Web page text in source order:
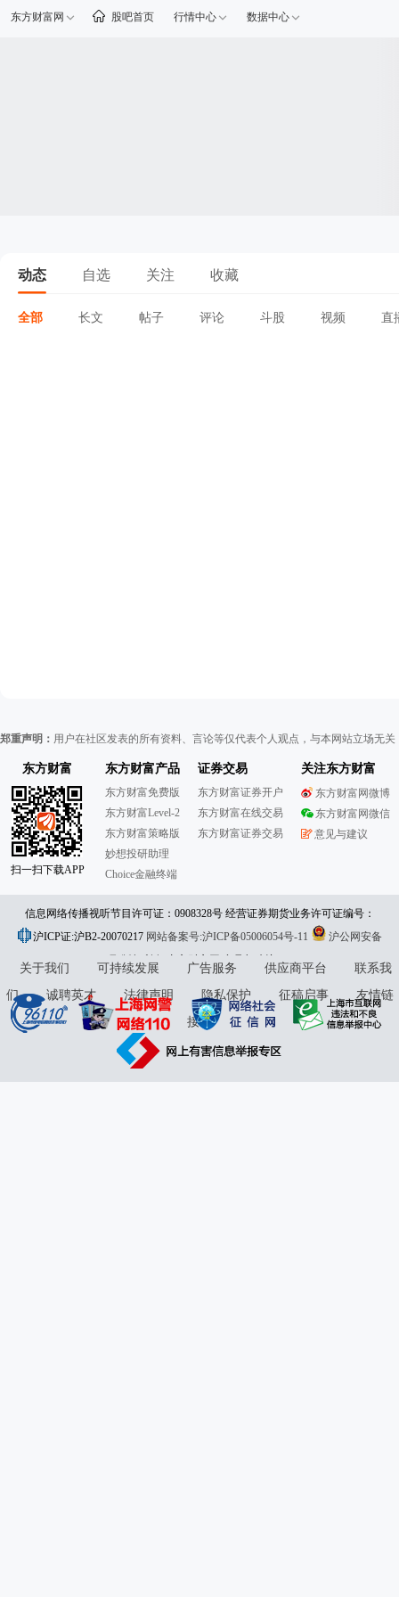
东方财富网 股吧首页 行情中心 数据中心
动态 自选 关注 收藏
全部 长文 帖子 评论 斗股 视频 直
郑重声明： 用户在社区发表的所有资料、言论等仅代表个人观点，与本网站立场无
东方财富
扫一扫下载APP
东方财富产品
东方财富免费版
东方财富Level-2
东方财富策略版
妙想投研助理
Choice金融终端
证券交易
东方财富证券开户
东方财富在线交易
东方财富证券交易
关注东方财富
东方财富网微博
东方财富网微信
意见与建议
信息网络传播视听节目许可证：0908328号 经营证券期货业务许可证编号：
913101046312860336 违法和不良信息举报:021-61278686 举报邮箱：
jubao@eastmoney.com
沪ICP证:沪B2-20070217 网站备案号:沪ICP备05006054号-11
沪公网安备
31010402000120号版权所有:东方财富网意见与建议:4000300059/952500
关于我们 可持续发展 广告服务 供应商平台
联系我
们
诚聘英才 法律声明 隐私保护 征稿启事
友情链
接